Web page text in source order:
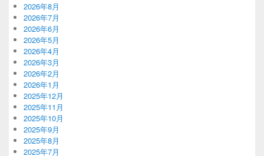
2026年8月
2026年7月
2026年6月
2026年5月
2026年4月
2026年3月
2026年2月
2026年1月
2025年12月
2025年11月
2025年10月
2025年9月
2025年8月
2025年7月